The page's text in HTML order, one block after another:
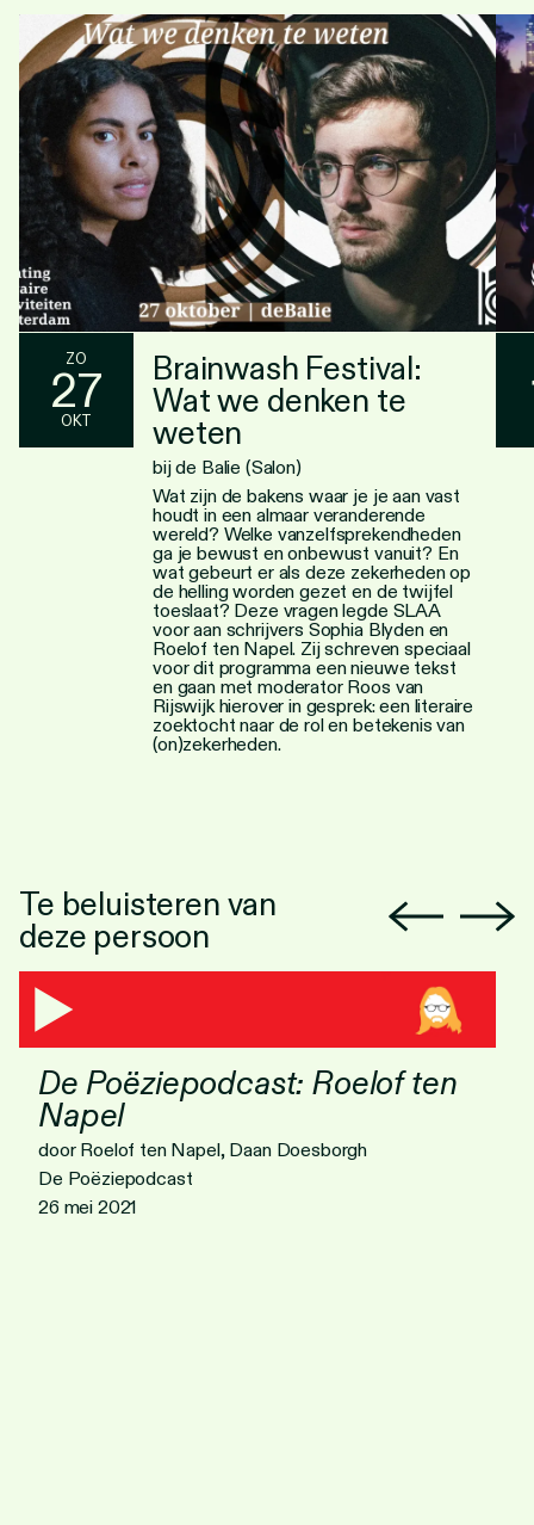
ZO
27
OKT
Brainwash Festival:
Wat we denken te
weten
bij de Balie (Salon)
Wat zijn de bakens waar je je aan vast
houdt in een almaar veranderende
wereld? Welke vanzelfsprekendheden
ga je bewust en onbewust vanuit? En
wat gebeurt er als deze zekerheden op
de helling worden gezet en de twijfel
toeslaat? Deze vragen legde SLAA
voor aan schrijvers Sophia Blyden en
Roelof ten Napel. Zij schreven speciaal
voor dit programma een nieuwe tekst
en gaan met moderator Roos van
Rijswijk hierover in gesprek: een literaire
zoektocht naar de rol en betekenis van
(on)zekerheden.
Te beluisteren van
deze persoon
De Poëziepodcast: Roelof ten
Napel
door Roelof ten Napel, Daan Doesborgh
De Poëziepodcast
26 mei 2021